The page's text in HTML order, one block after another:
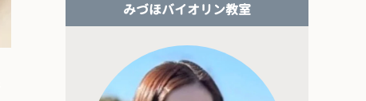
みづほバイオリン教室